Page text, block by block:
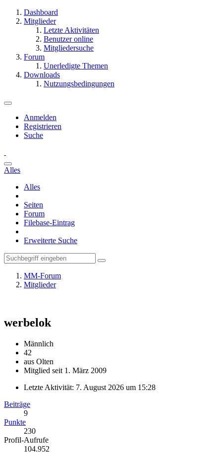
Dashboard
Mitglieder
Letzte Aktivitäten
Benutzer online
Mitgliedersuche
Forum
Unerledigte Themen
Downloads
Nutzungsbedingungen
Anmelden
Registrieren
Suche
Alles
Alles
Seiten
Forum
Filebase-Eintrag
Erweiterte Suche
MM-Forum
Mitglieder
werbelok
Männlich
42
aus Olten
Mitglied seit 1. März 2009
Letzte Aktivität: 7. August 2026 um 15:28
Beiträge
9
Punkte
230
Profil-Aufrufe
104.952